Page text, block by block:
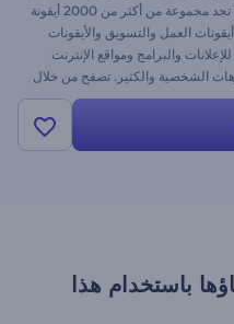
مرحبًا بك فى العائلة الكبيرة من الأيقونات. هنا تجد مجموعة من أكثر من 2000 أيقونة
فبوجود أيقونات العمل والتسويق والأيقونات
والبرامج ومواقع الإنترنت
الشخصية والكثير. تصفح من خلال
التى تتمناها. احصل على مشروع
باستخدام هذا